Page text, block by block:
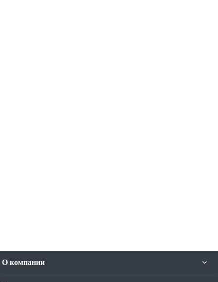
О компании